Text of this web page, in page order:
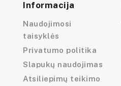
Informacija
Naudojimosi
taisyklės
Privatumo politika
Slapukų naudojimas
Atsiliepimų teikimo